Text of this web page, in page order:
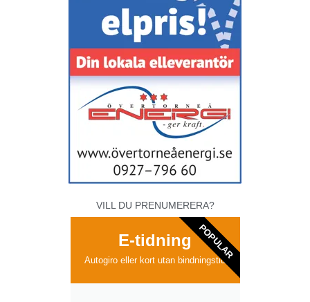
VILL DU PRENUMERERA?
E-tidning
Autogiro eller kort utan bindningstid
POPULAR